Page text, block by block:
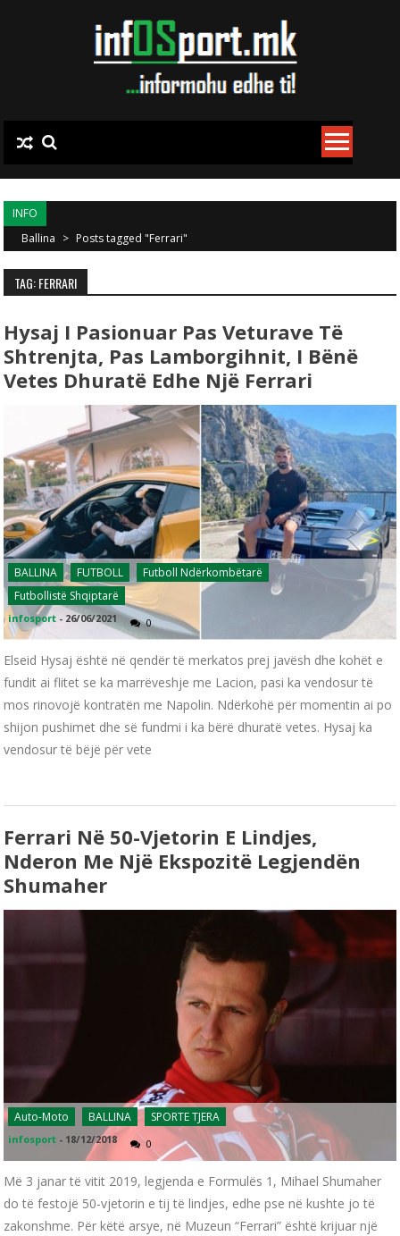
INFO
Ballina > Posts tagged "Ferrari"
TAG: FERRARI
Hysaj I Pasionuar Pas Veturave Të
Shtrenjta, Pas Lamborgihnit, I Bënë
Vetes Dhuratë Edhe Një Ferrari
BALLINA FUTBOLL
Futboll Ndërkombëtarë
Futbollistë Shqiptarë
infosport - 26/06/2021 0
Elseid Hysaj është në qendër të merkatos prej javësh dhe kohët e
fundit ai flitet se ka marrëveshje me Lacion, pasi ka vendosur të
mos rinovojë kontratën me Napolin. Ndërkohë për momentin ai po
shijon pushimet dhe së fundmi i ka bërë dhuratë vetes. Hysaj ka
vendosur të bëjë për vete
Ferrari Në 50-Vjetorin E Lindjes,
Nderon Me Një Ekspozitë Legjendën
Shumaher
Auto-Moto BALLINA SPORTE TJERA
infosport - 18/12/2018 0
Më 3 janar të vitit 2019, legjenda e Formulës 1, Mihael Shumaher
do të festojë 50-vjetorin e tij të lindjes, edhe pse në kushte jo të
zakonshme. Për këtë arsye, në Muzeun “Ferrari” është krijuar një